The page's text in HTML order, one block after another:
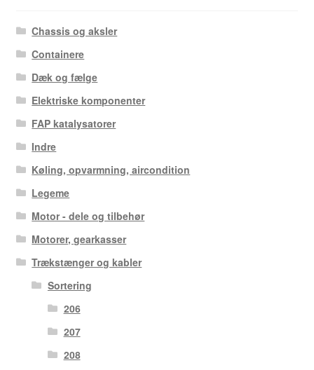
Chassis og aksler
Containere
Dæk og fælge
Elektriske komponenter
FAP katalysatorer
Indre
Køling, opvarmning, aircondition
Legeme
Motor - dele og tilbehør
Motorer, gearkasser
Trækstænger og kabler
Sortering
206
207
208